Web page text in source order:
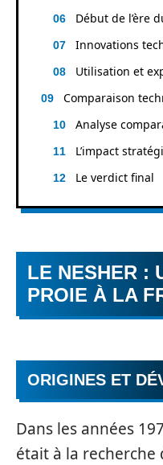
Début de l’ère
Innovations
Utilisation et
Comparaison
Analyse
L’impact
Le verdict final
LE NESHER :
PROIE À LA
ORIGINES ET
Dans les années
était à la recherche